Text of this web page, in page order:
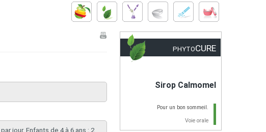
jour. Enfants de 4 à 6 ans : 2
PHYTOCURE
Sirop Calmomel
Pour un bon sommeil.
Voie orale